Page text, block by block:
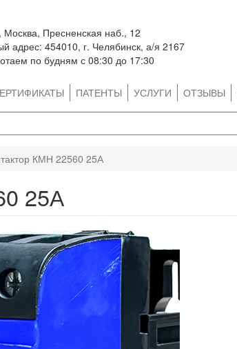
Москва, Пресненская наб., 12
адрес: 454010, г. Челябинск, а/я 2167
по будням с 08:30 до 17:30
ПАТЕНТЫ УСЛУГИ ОТЗЫВЫ
КМН 22560 25А
25А